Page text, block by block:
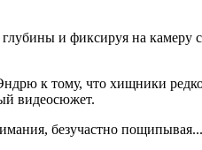
и фиксируя на камеру
к тому, что хищники
видеосюжет.
безучастно